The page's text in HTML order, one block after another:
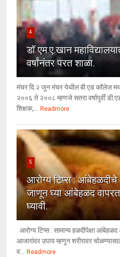
4
डॉ एम.ए.खान
वर्षांनंतर परत शाळा.
मंचर दि.२ जुन मंचर येथील बी एड कॉलेज
२००६ ते २००८ म्हणजे सतरा वर्षापुर्वी
शिक्षक,... Readmore
5
आरोग्य टिप्स : आंबेहळदीचे
जाणून घ्या आंबेहळद
घ्यावी.
आरोग्य टिप्स : सामान्य हळदीपेक्षा
आजारांवर उपाय म्हणून शरीरावर
व... Readmore